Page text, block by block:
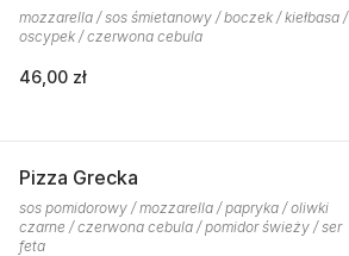
mozzarella / sos śmietanowy / boczek / kiełbasa /
oscypek / czerwona cebula
46,00 zł
Pizza Grecka
sos pomidorowy / mozzarella / papryka / oliwki
czarne / czerwona cebula / pomidor świeży / ser
feta